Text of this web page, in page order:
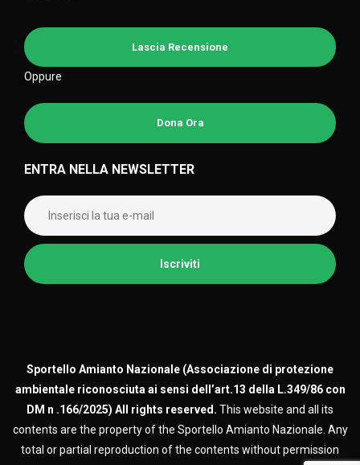
Lascia Recensione
Oppure
Dona Ora
ENTRA NELLA NEWSLETTER
Sportello Amianto Nazionale (Associazione di protezione
ambientale riconosciuta ai sensi dell’art.13 della L.349/86 con
DM n .166/2025) All rights reserved. This website and all its
contents are the property of the Sportello Amianto Nazionale. Any
total or partial reproduction of the contents without permission